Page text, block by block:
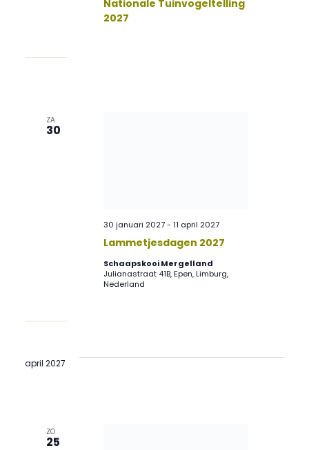
Nationale Tuinvogeltelling
2027
ZA
30
Lammetjesdagen 2027
30 januari 2027-11 april 2027
Schaapskooi Mergelland
Julianastraat 41B, Epen, Limburg,
Nederland
april 2027
ZO
25